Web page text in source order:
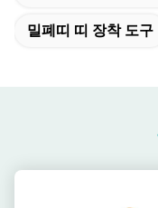
밀폐띠 띠 장착 도구